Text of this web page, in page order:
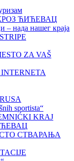
ЋИЋЕВАЦ
нада нашег краја
ZA VAŠ
sportista“
KRAJ
СТВАРАЊА